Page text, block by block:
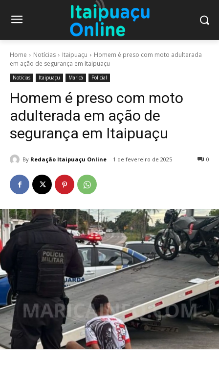
Home Notícias Itaipuaçu
Homem é preso com moto adulterada
em ação de segurança em Itaipuaçu
Notícias Itaipuaçu Maricá Policial
Homem é preso com moto
adulterada em ação de
segurança em Itaipuaçu
By Redação Itaipuaçu Online 1 de fevereiro de 2025 0